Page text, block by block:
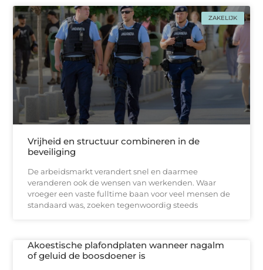
ZAKELIJK
Vrijheid en structuur combineren in de
beveiliging
De arbeidsmarkt verandert snel en daarmee
veranderen ook de wensen van werkenden. Waar
vroeger een vaste fulltime baan voor veel mensen de
standaard was, zoeken tegenwoordig steeds
Akoestische plafondplaten wanneer nagalm
of geluid de boosdoener is